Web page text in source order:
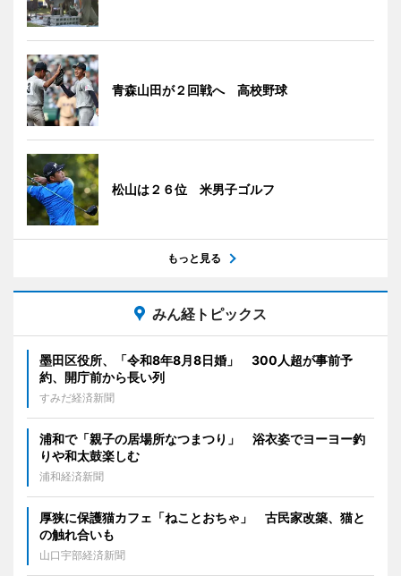
青森山田が２回戦へ 高校野球
松山は２６位 米男子ゴルフ
もっと見る
みん経トピックス
墨田区役所、「令和8年8月8日婚」 300人超が事前予
約、開庁前から長い列
すみだ経済新聞
浦和で「親子の居場所なつまつり」 浴衣姿でヨーヨー釣
りや和太鼓楽しむ
浦和経済新聞
厚狭に保護猫カフェ「ねことおちゃ」 古民家改築、猫と
の触れ合いも
山口宇部経済新聞